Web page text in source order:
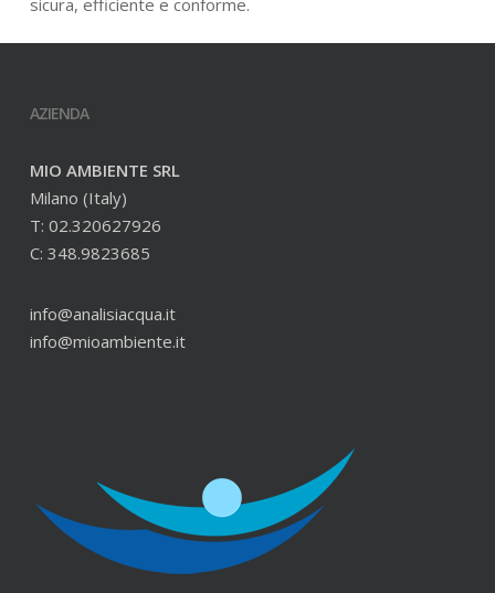
AZIENDA
MIO AMBIENTE SRL
Milano (Italy)
T: 02.320627926
C: 348.9823685
info@analisiacqua.it
info@mioambiente.it